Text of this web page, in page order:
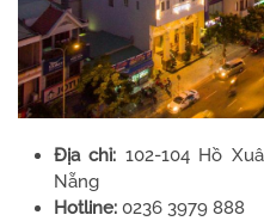
Địa chỉ: 102-104 Hồ
Nẵng
Hotline: 0236 3979 888